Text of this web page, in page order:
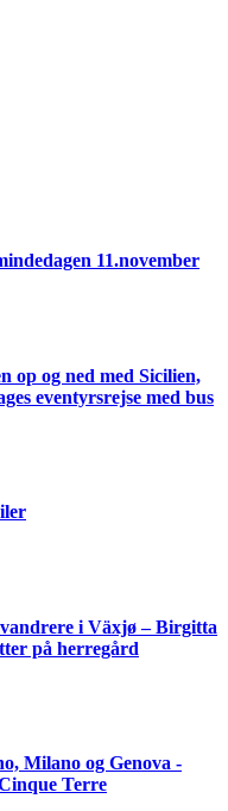
11.november
op og ned med Sicilien,
eventyrsrejse med bus
i Växjø – Birgitta
på herregård
Milano og Genova -
Terre